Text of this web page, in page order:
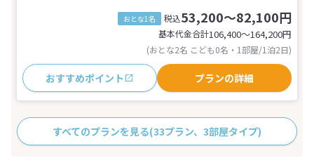
おとな1名 税込53,200～82,100円
基本代金合計106,400〜164,200円
(おとな2名 こども0名・1部屋/1泊2日)
おすすめポイント プランの詳細
すべてのプランを見る(33プラン、3部屋タイプ)